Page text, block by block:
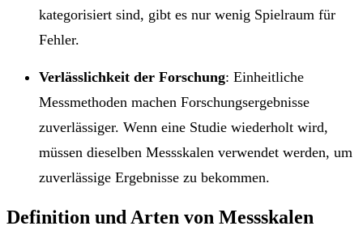
kategorisiert sind, gibt es nur wenig Spielraum für
Fehler.
Verlässlichkeit der Forschung: Einheitliche
Messmethoden machen Forschungsergebnisse
zuverlässiger. Wenn eine Studie wiederholt wird,
müssen dieselben Messskalen verwendet werden, um
zuverlässige Ergebnisse zu bekommen.
Definition und Arten von Messskalen